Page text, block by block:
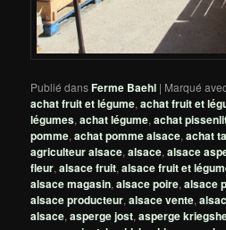
Publié dansFerme Baehl | Marqué
achat fruit et légume,achat fruit et
légumes,achat légume,achat
pomme,achat pomme alsace,achat
agriculteur alsace,alsace,alsace
fleur,alsace fruit,alsace fruit et
alsace magasin,alsace poire,alsace
alsace producteur,alsace vente,
alsace,asperge jost,asperge